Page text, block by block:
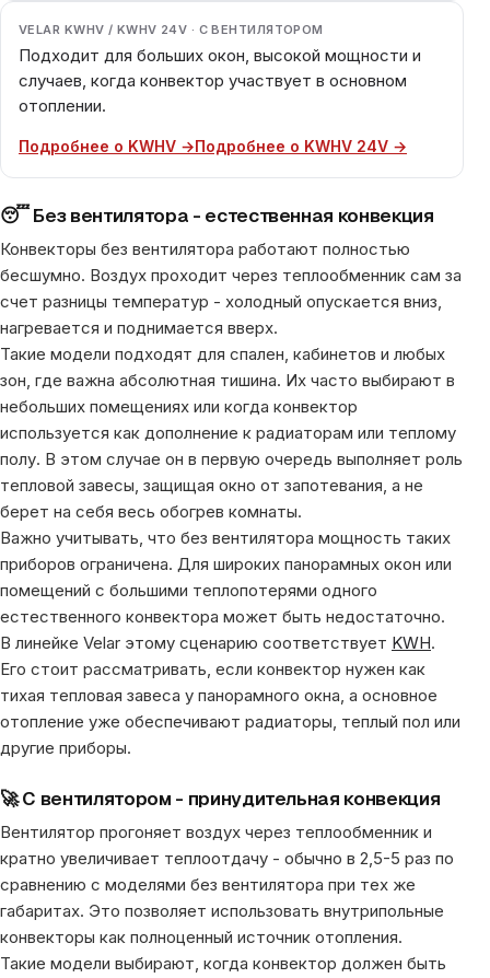
VELAR KWHV / KWHV 24V · С ВЕНТИЛЯТОРОМ
Подходит для больших окон, высокой мощности и
случаев, когда конвектор участвует в основном
отоплении.
Подробнее о KWHV →Подробнее о KWHV 24V →
😴 Без вентилятора - естественная конвекция
Конвекторы без вентилятора работают полностью
бесшумно. Воздух проходит через теплообменник сам за
счет разницы температур - холодный опускается вниз,
нагревается и поднимается вверх.
Такие модели подходят для спален, кабинетов и любых
зон, где важна абсолютная тишина. Их часто выбирают в
небольших помещениях или когда конвектор
используется как дополнение к радиаторам или теплому
полу. В этом случае он в первую очередь выполняет роль
тепловой завесы, защищая окно от запотевания, а не
берет на себя весь обогрев комнаты.
Важно учитывать, что без вентилятора мощность таких
приборов ограничена. Для широких панорамных окон или
помещений с большими теплопотерями одного
естественного конвектора может быть недостаточно.
В линейке Velar этому сценарию соответствует KWH.
Его стоит рассматривать, если конвектор нужен как
тихая тепловая завеса у панорамного окна, а основное
отопление уже обеспечивают радиаторы, теплый пол или
другие приборы.
🚀 С вентилятором - принудительная конвекция
Вентилятор прогоняет воздух через теплообменник и
кратно увеличивает теплоотдачу - обычно в 2,5-5 раз по
сравнению с моделями без вентилятора при тех же
габаритах. Это позволяет использовать внутрипольные
конвекторы как полноценный источник отопления.
Такие модели выбирают, когда конвектор должен быть